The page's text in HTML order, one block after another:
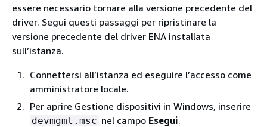
essere necessario tornare alla versione precedente del
driver. Segui questi passaggi per ripristinare la
versione precedente del driver ENA installata
sull’istanza.
Connettersi all’istanza ed eseguire l’accesso come
amministratore locale.
Per aprire Gestione dispositivi in Windows, inserire
devmgmt.msc nel campo Esegui.